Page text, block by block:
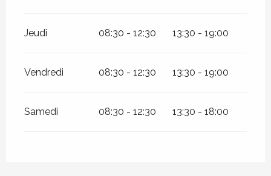
Jeudi 08:30 - 12:30 13:30 - 19:00
Vendredi 08:30 - 12:30 13:30 - 19:00
Samedi 08:30 - 12:30 13:30 - 18:00